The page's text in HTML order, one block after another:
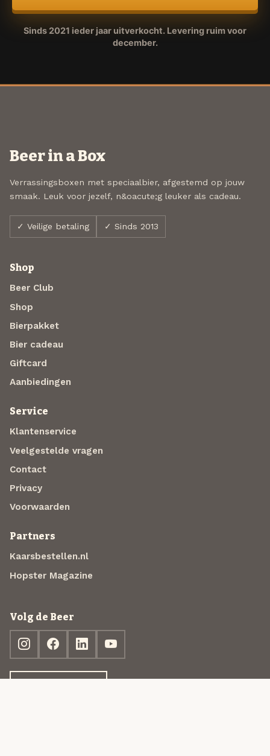
Sinds 2021 ieder jaar uitverkocht. Levering ruim voor
december.
Beer in a Box
Verrassingsboxen met speciaalbier, afgestemd op jouw
smaak. Leuk voor jezelf, n&oacute;g leuker als cadeau.
✓ Veilige betaling ✓ Sinds 2013
Shop
Beer Club
Shop
Bierpakket
Bier cadeau
Giftcard
Aanbiedingen
Service
Klantenservice
Veelgestelde vragen
Contact
Privacy
Voorwaarden
Partners
Kaarsbestellen.nl
Hopster Magazine
Volg de Beer